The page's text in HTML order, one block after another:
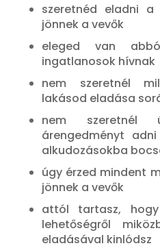
szeretnéd eladni
jönnek a vevők
eleged van
ingatlanosok hívnak
nem szeretnél
lakásod eladása
nem szeretnél
árengedményt
alkudozásokba
úgy érzed mindent
jönnek a vevők
attól tartasz,
lehetőségről
eladásával kinlódsz